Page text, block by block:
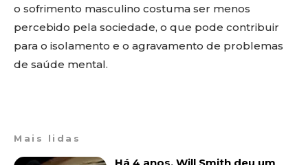
o sofrimento masculino costuma ser menos
percebido pela sociedade, o que pode contribuir
para o isolamento e o agravamento de problemas
de saúde mental.
Mais lidas